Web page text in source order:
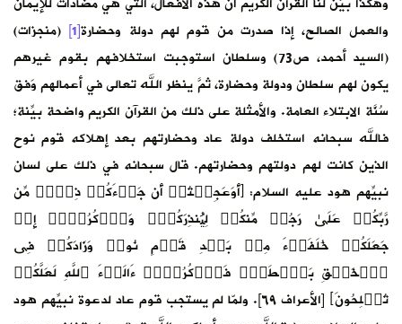
(منجزات)
بقوم غيرهم
وَفق
واضحة بيِّنة؛
قوم نوح
على لسان
ذِكۡرࣱ مِّن
إِذۡ
فِی
لَعَلَّكُمۡ
لدعوة نبيِّهم هود